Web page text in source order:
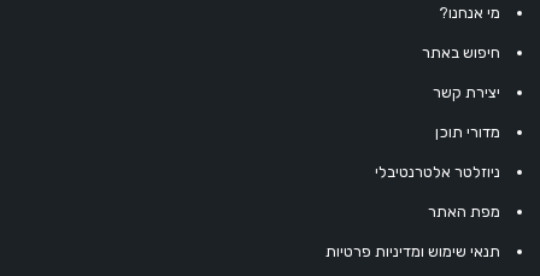
מי אנחנו?
חיפוש באתר
יצירת קשר
מדורי תוכן
ניוזלטר אלטרנטיבלי
מפת האתר
תנאי שימוש ומדיניות פרטיות